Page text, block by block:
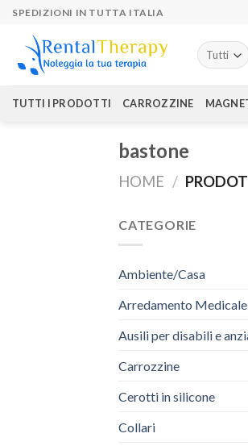
Skip
content
SPEDIZIONI IN TUTTA ITALIA
TUTTI I PRODOTTI CARROZZINE
bastone
HOME /
CATEGORIE
Ambiente/Casa
Arredamento Medicale
Ausili per disabili e
Carrozzine
Cerotti in silicone
Collari